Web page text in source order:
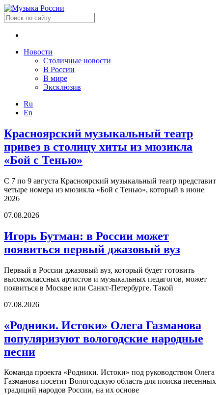
Новости
Столичные новости
В России
В мире
Эксклюзив
Ru
En
Красноярский музыкальный театр
привез в столицу хиты из мюзикла
«Бой с Тенью»
С 7 по 9 августа Красноярский музыкальный театр представит
четыре номера из мюзикла «Бой с Тенью», который в июне
2026
07.08.2026
Игорь Бутман: в России может
появиться первый джазовый вуз
Первый в России джазовый вуз, который будет готовить
высококлассных артистов и музыкальных педагогов, может
появиться в Москве или Санкт-Петербурге. Такой
07.08.2026
«Родники. Истоки» Олега Газманова
популяризуют вологодские народные
песни
Команда проекта «Родники. Истоки» под руководством Олега
Газманова посетит Вологодскую область для поиска песенных
традиций народов России, на их основе